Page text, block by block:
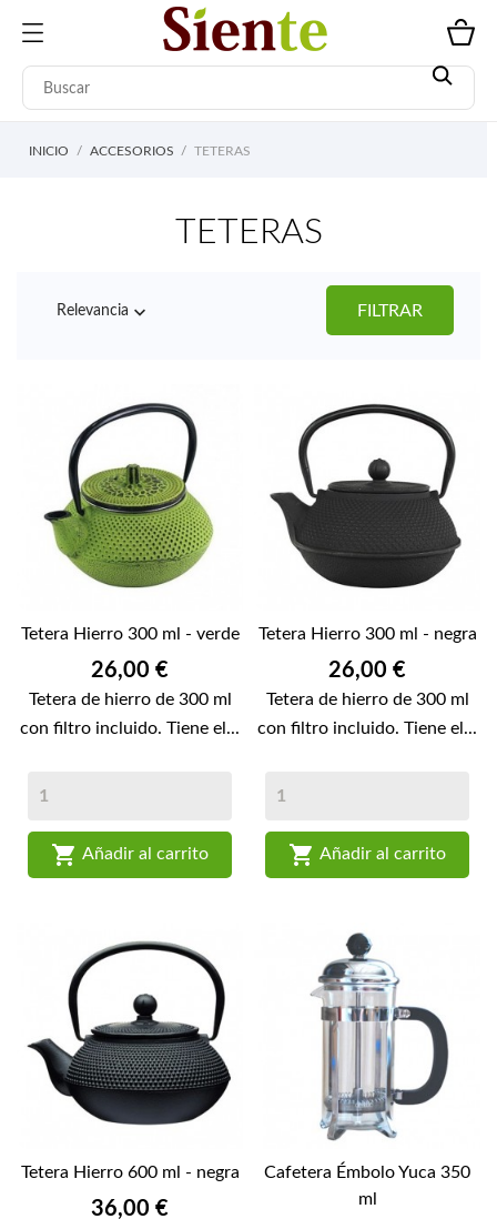
INICIO ACCESORIOS TETERAS
TETERAS
Relevancia  FILTRAR
Tetera Hierro 300 ml - verde
Precio
26,00 €
Tetera de hierro de 300 ml
con filtro incluido. Tiene el...
 Añadir al carrito
Tetera Hierro 300 ml - negra
Precio
26,00 €
Tetera de hierro de 300 ml
con filtro incluido. Tiene el...
 Añadir al carrito
Tetera Hierro 600 ml - negra
Precio
36,00 €
Cafetera Émbolo Yuca 350
ml